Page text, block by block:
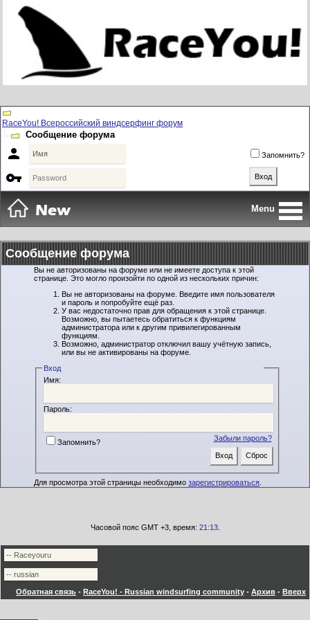
RaceYou! Всероссийский виндсерфинг форум
Сообщение форума
 Запомнить?

Menu
Сообщение форума
Вы не авторизованы на форуме или не имеете доступа к этой
странице. Это могло произойти по одной из нескольких причин:
Вы не авторизованы на форуме. Введите имя пользователя
и пароль и попробуйте ещё раз.
У вас недостаточно прав для обращения к этой странице.
Возможно, вы пытаетесь обратиться к функциям
администратора или к другим привилегированным
функциям.
Возможно, администратор отключил вашу учётную запись,
или вы не активированы на форуме.
Вход
Имя:
Пароль:
Забыли пароль?
Запомнить?
Для просмотра этой страницы необходимо зарегистрироваться
Часовой пояс GMT +3, время: 21:13.
Обратная связь - RaceYou! - Russian windsurfing community - Архив - Вверх